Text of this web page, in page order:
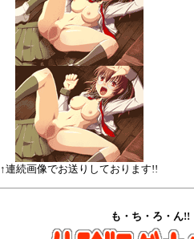
↑連続画像でお送りしております!!
も・ち・ろ・ん